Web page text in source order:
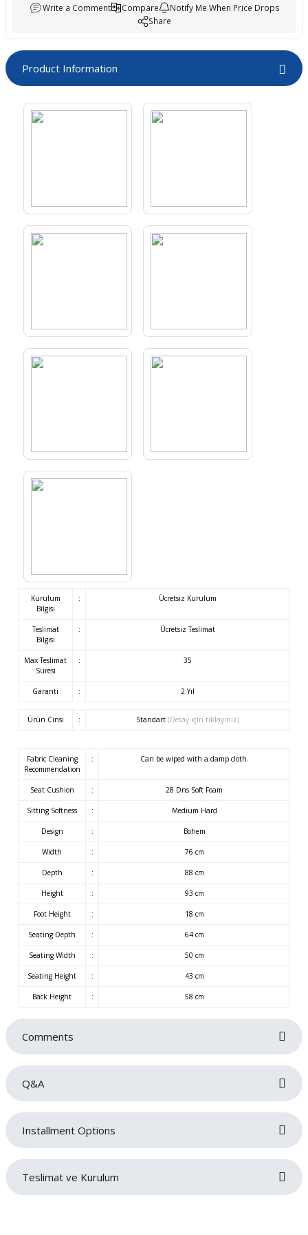
Write a Comment Compare
Notify Me When Price Drops
Share
Product Information
Kurulum
Bilgisi
: Ücretsiz Kurulum
Teslimat
Bilgisi
: Ücretsiz Teslimat
Max Teslimat
Süresi
: 35
Garanti : 2 Yıl
Ürün Cinsi : Standart (Detay için tıklayınız)
Fabric Cleaning
Recommendation
: Can be wiped with a damp cloth.
Seat Cushion : 28 Dns Soft Foam
Sitting Softness : Medium Hard
Design : Bohem
Width : 76 cm
Depth : 88 cm
Height : 93 cm
Foot Height : 18 cm
Seating Depth : 64 cm
Seating Width : 50 cm
Seating Height : 43 cm
Back Height : 58 cm
Comments
Q&A
No questions have been asked about this product yet.
Installment Options
Teslimat ve Kurulum